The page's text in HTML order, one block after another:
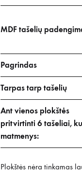
MDF tašelių
Pagrindas
Tarpas tarp tašelių
Ant vienos plokštės
pritvirtinti 6 tašeliai,
matmenys:
Plokštės nėra tinkamas